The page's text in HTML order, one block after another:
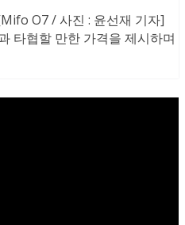
O7 / 사진 : 윤선재 기자]
타협할 만한 가격을 제시하며